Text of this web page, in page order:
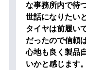
な事務所内で待
世話になりたい
タイヤは前履い
だったので信頼
心地も良く製品
いかと感じます